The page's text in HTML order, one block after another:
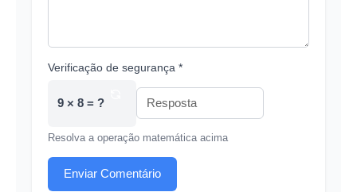
Verificação de segurança *
9 × 8 = ?
Resolva a operação matemática acima
Enviar Comentário